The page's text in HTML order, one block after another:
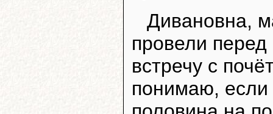
Дивановна,
провели
встречу с
понимаю, если